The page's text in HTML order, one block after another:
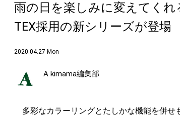
雨の日を楽しみに変えてくれ
TEX採用の新シリーズが登場
2020.04.27 Mon
A kimama編集部
多彩なカラーリングとたしかな機能を併せ